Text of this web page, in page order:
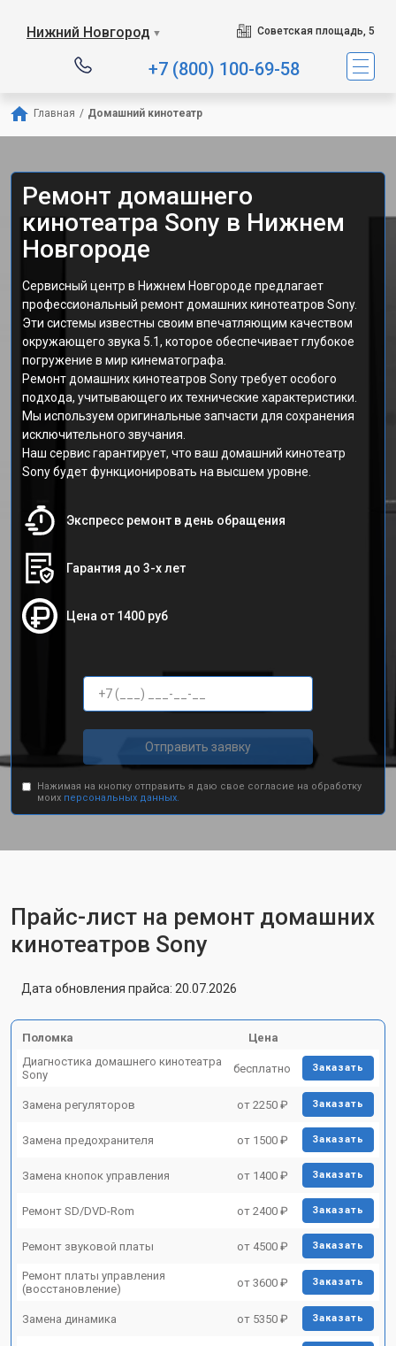
Нижний Новгород ▼ Советская площадь, 5
+7 (800) 100-69-58
Главная / Домашний кинотеатр
Ремонт домашнего
кинотеатра Sony в Нижнем
Новгороде
Сервисный центр в Нижнем Новгороде предлагает
профессиональный ремонт домашних кинотеатров Sony.
Эти системы известны своим впечатляющим качеством
окружающего звука 5.1, которое обеспечивает глубокое
погружение в мир кинематографа.
Ремонт домашних кинотеатров Sony требует особого
подхода, учитывающего их технические характеристики.
Мы используем оригинальные запчасти для сохранения
исключительного звучания.
Наш сервис гарантирует, что ваш домашний кинотеатр
Sony будет функционировать на высшем уровне.
Экспресс ремонт в день обращения
Гарантия до 3-х лет
Цена от 1400 руб
Отправить заявку
Нажимая на кнопку отправить я даю свое согласие на обработку
моих персональных данных.
Прайс-лист на ремонт домашних
кинотеатров Sony
Дата обновления прайса: 20.07.2026
Поломка
Цена
Диагностика домашнего кинотеатра
Sony
бесплатно Заказать
Замена регуляторов от 2250 ₽ Заказать
Замена предохранителя от 1500 ₽ Заказать
Замена кнопок управления от 1400 ₽ Заказать
Ремонт SD/DVD-Rom от 2400 ₽ Заказать
Ремонт звуковой платы от 4500 ₽ Заказать
Ремонт платы управления
(восстановление)
от 3600 ₽ Заказать
Замена динамика от 5350 ₽ Заказать